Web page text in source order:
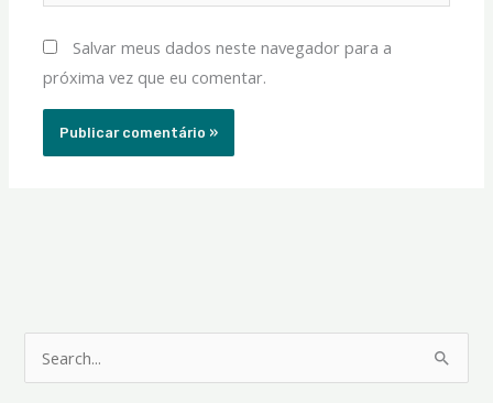
Salvar meus dados neste navegador para a
próxima vez que eu comentar.